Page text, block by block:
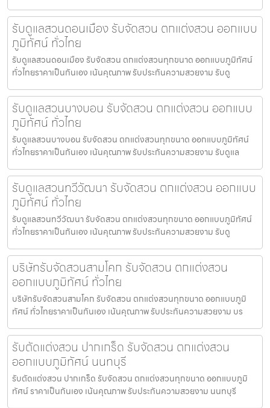
รับดูแลสวนดอนเมือง รับจัดสวน ตกแต่งสวน ออกแบบ
ภูมิทัศน์ ทั่วไทย
รับดูแลสวนดอนเมือง รับจัดสวน ตกแต่งสวนทุกขนาด ออกแบบภูมิทัศน์
ทั่วไทยราคาเป็นกันเอง เน้นคุณภาพ รับประกันความสวยงาม รับดู
รับดูแลสวนบางบอน รับจัดสวน ตกแต่งสวน ออกแบบ
ภูมิทัศน์ ทั่วไทย
รับดูแลสวนบางบอน รับจัดสวน ตกแต่งสวนทุกขนาด ออกแบบภูมิทัศน์
ทั่วไทยราคาเป็นกันเอง เน้นคุณภาพ รับประกันความสวยงาม รับดูแล
รับดูแลสวนทวีวัฒนา รับจัดสวน ตกแต่งสวน ออกแบบ
ภูมิทัศน์ ทั่วไทย
รับดูแลสวนทวีวัฒนา รับจัดสวน ตกแต่งสวนทุกขนาด ออกแบบภูมิทัศน์
ทั่วไทยราคาเป็นกันเอง เน้นคุณภาพ รับประกันความสวยงาม รับดู
บริษัทรับจัดสวนสามโคก รับจัดสวน ตกแต่งสวน
ออกแบบภูมิทัศน์ ทั่วไทย
บริษัทรับจัดสวนสามโคก รับจัดสวน ตกแต่งสวนทุกขนาด ออกแบบภูมิ
ทัศน์ ทั่วไทยราคาเป็นกันเอง เน้นคุณภาพ รับประกันความสวยงาม บร
รับตัดแต่งสวน ปากเกร็ด รับจัดสวน ตกแต่งสวน
ออกแบบภูมิทัศน์ นนทบุรี
รับตัดแต่งสวน ปากเกร็ด รับจัดสวน ตกแต่งสวนทุกขนาด ออกแบบภูมิ
ทัศน์ ราคาเป็นกันเอง เน้นคุณภาพ รับประกันความสวยงาม นนทบุรี